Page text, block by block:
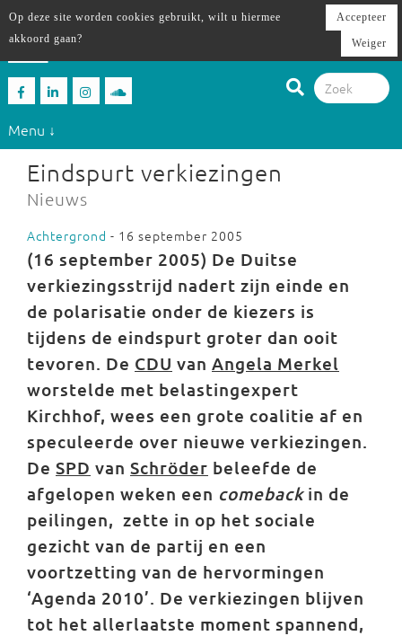
Menu ↓
Eindspurt verkiezingen
Nieuws
Achtergrond - 16 september 2005
(16 september 2005) De Duitse
verkiezingsstrijd nadert zijn einde en
de polarisatie onder de kiezers is
tijdens de eindspurt groter dan ooit
tevoren. De CDU van Angela Merkel
worstelde met belastingexpert
Kirchhof, wees een grote coalitie af en
speculeerde over nieuwe verkiezingen.
De SPD van Schröder beleefde de
afgelopen weken een comebackin de
peilingen, zette in op het sociale
gezicht van de partij en een
voortzetting van de hervormingen
‘Agenda 2010’. De verkiezingen blijven
tot het allerlaatste moment spannend,
Op deze site worden cookies gebruikt, wilt u hiermee
akkoord gaan?
Accepteer
Weiger